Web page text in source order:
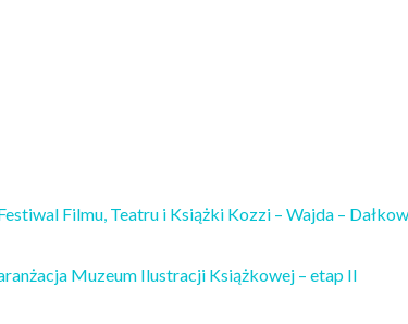
Filmu, Teatru i Książki Kozzi – Wajda –
Muzeum Ilustracji Książkowej – etap II